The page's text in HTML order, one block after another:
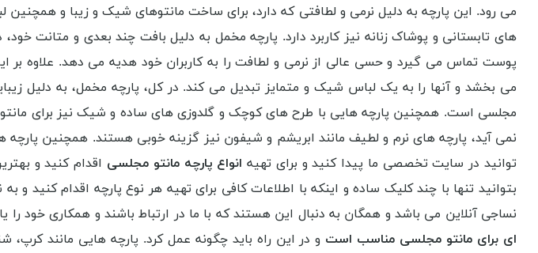
می رود. این پارچه به دلیل نرمی و لطافتی که دارد، برای ساخت مانتوهای شیک و زیبا و
های تابستانی و پوشاک زنانه نیز کاربرد دارد. پارچه مخمل به دلیل بافت چند بعدی و متانت
پوست تماس می گیرد و حسی عالی از نرمی و لطافت را به کاربران خود هدیه می دهد. علاوه
می بخشد و آنها را به یک لباس شیک و متمایز تبدیل می کند. در کل، پارچه مخمل، به دلیل
مجلسی است. همچنین پارچه هایی با طرح های کوچک و گلدوزی های ساده و شیک نیز برای
نمی آید، پارچه های نرم و لطیف مانند ابریشم و شیفون نیز گزینه خوبی هستند. همچنین
توانید در سایت تخصصی ما پیدا کنید و برای تهیه انواع پارچه مانتو مجلسی اقدام کنید و
بتوانید تنها با چند کلیک ساده و اینکه با اطلاعات کافی برای تهیه هر نوع پارچه اقدام
نساجی آنلاین می باشد و همگان به دنبال این هستند که با ما در ارتباط باشند و همکاری خود
ای برای مانتو مجلسی مناسب است و در این راه باید چگونه عمل کرد. پارچه هایی مانند